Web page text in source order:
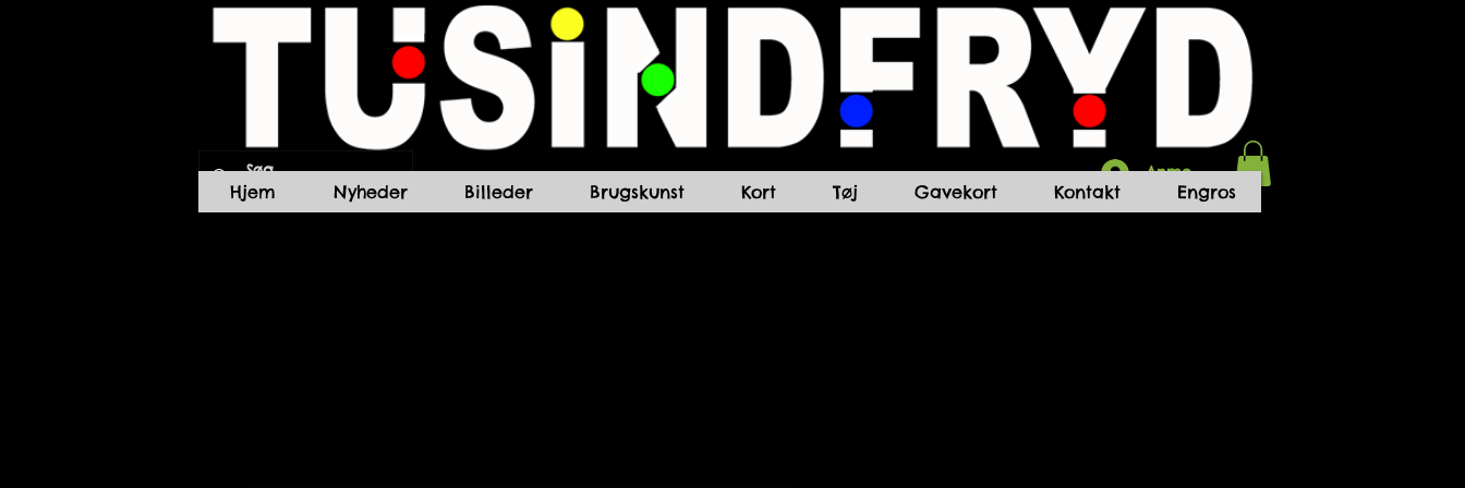
Anmelden
Hjem Nyheder Billeder Brugskunst Kort Tøj Gavekort Kontakt Engros